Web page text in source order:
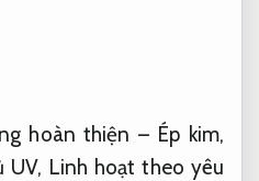
hoàn thiện – Ép kim,
UV, Linh hoạt theo yêu